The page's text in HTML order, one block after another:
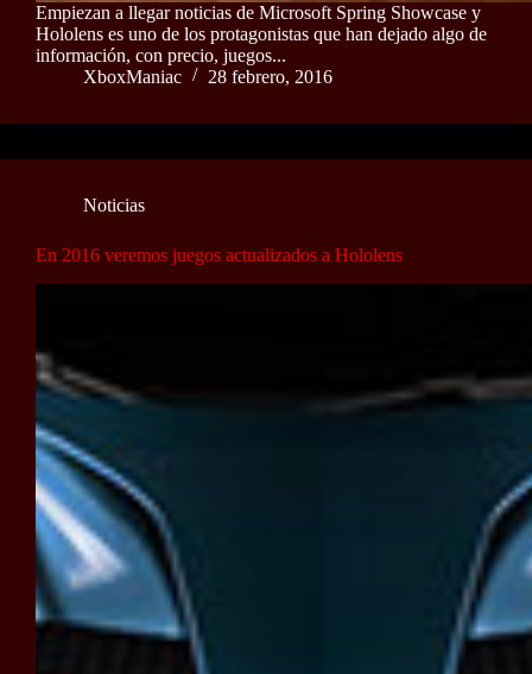
Empiezan a llegar noticias de Microsoft Spring Showcase y
Hololens es uno de los protagonistas que han dejado algo de
información, con precio, juegos...
XboxManiac
28 febrero, 2016
Noticias
En 2016 veremos juegos actualizados a Hololens